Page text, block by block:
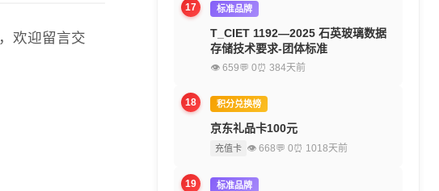
，欢迎留言交
17 标准品牌
T_CIET 1192—2025 石英玻璃数据
存储技术要求-团体标准
👁 659💬 0⏰ 384天前
18 积分兑换榜
京东礼品卡100元
充值卡 👁 668💬 0⏰ 1018天前
19 标准品牌